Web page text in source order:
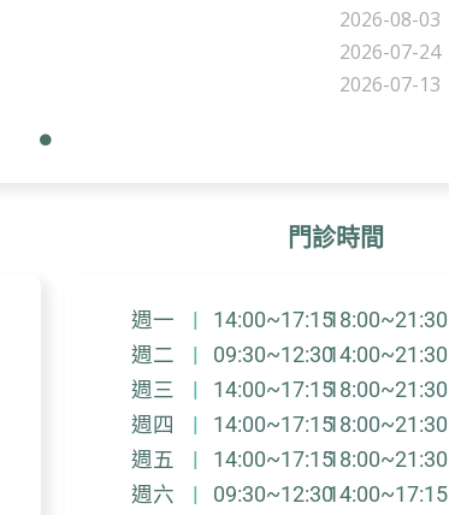
2026-08-03
2026-07-24
2026-07-13
門診時間
週一 | 14:00~17:1518:00~21:30
週二
| 09:30~12:3014:00~21:30
週三
| 14:00~17:1518:00~21:30
週四
| 14:00~17:1518:00~21:30
週五
| 14:00~17:1518:00~21:30
週六
| 09:30~12:3014:00~17:15